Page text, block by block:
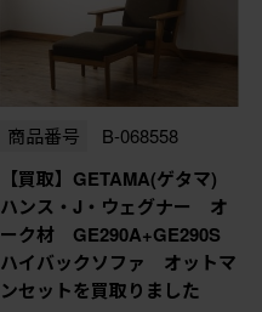
商品番号 B-068558
【買取】GETAMA(ゲタマ)
ハンス・J・ウェグナー オ
ーク材 GE290A+GE290S
ハイバックソファ オットマ
ンセットを買取りました